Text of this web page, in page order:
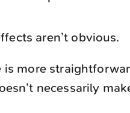
aren’t obvious.
is more
necessarily